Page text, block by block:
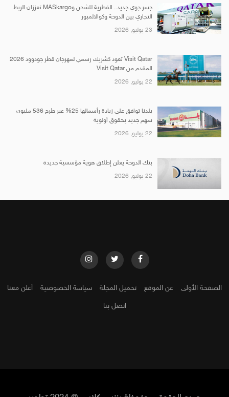
جسر جوي جديد.. القطرية للشحن وMASkargo تعززان الربط
التجاري بين الدوحة وكوالالمبور
23 يوليو, 2026
Visit Qatar تعود كشريك رسمي لمهرجان قطر جودوود 2026
المقدم من Visit Qatar
22 يوليو, 2026
بلدنا توافق على زيادة رأسمالها 25% عبر طرح 536 مليون
سهم جديد بحقوق أولوية
22 يوليو, 2026
بنك الدوحة يعلن إطلاق هوية مؤسسية جديدة
22 يوليو, 2026
الصفحة الأولى عن الموقع تحميل المجلة سياسة الخصوصية أعلن معنا
اتصل بنا